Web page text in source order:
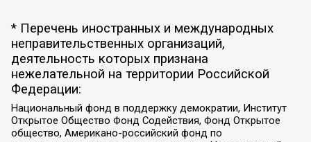
* Перечень иностранных и международных
неправительственных организаций,
деятельность которых признана
нежелательной на территории Российской
Федерации:
Национальный фонд в поддержку демократии, Институт
Открытое Общество Фонд Содействия, Фонд Открытое
общество, Американо-российский фонд по